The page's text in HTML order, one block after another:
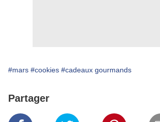
#mars #cookies #cadeaux gourmands
Partager